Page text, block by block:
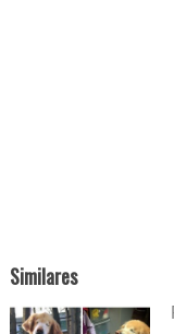
Similares